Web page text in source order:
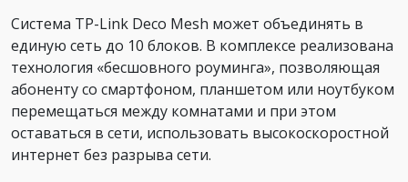
Система TP-Link Deco Mesh может объединять в
единую сеть до 10 блоков. В комплексе реализована
технология «бесшовного роуминга», позволяющая
абоненту со смартфоном, планшетом или ноутбуком
перемещаться между комнатами и при этом
оставаться в сети, использовать высокоскоростной
интернет без разрыва сети.